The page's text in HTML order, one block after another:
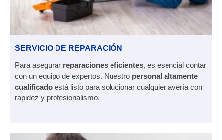
SERVICIO DE REPARACIÓN
Para asegurar reparaciones eficientes, es esencial contar
con un equipo de expertos. Nuestro personal altamente
cualificado está listo para solucionar cualquier avería con
rapidez y profesionalismo.